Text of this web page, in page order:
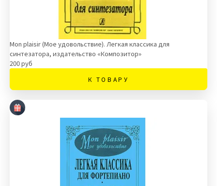
Mon plaisir (Мое удовольствие). Легкая классика для
синтезатора, издательство «Композитор»
200 руб
К ТОВАРУ